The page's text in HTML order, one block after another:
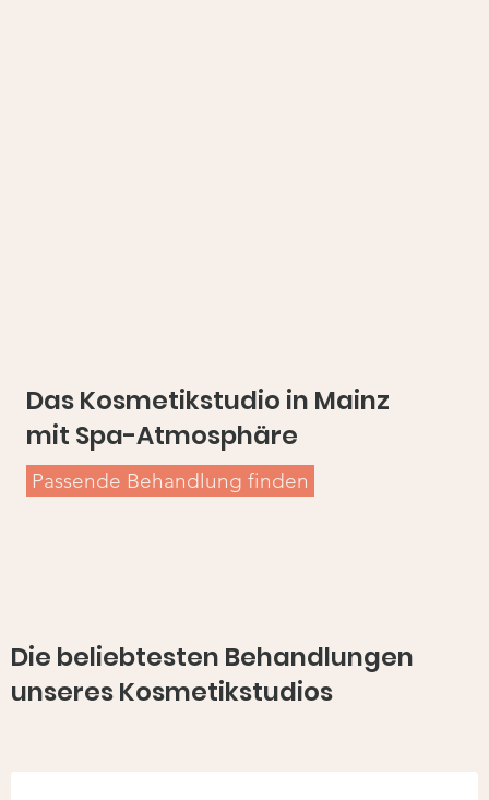
Das Kosmetikstudio in Mainz
mit Spa-Atmosphäre
Passende Behandlung finden
Die beliebtesten Behandlungen
unseres Kosmetikstudios